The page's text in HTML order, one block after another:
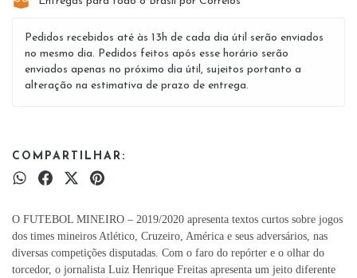
Pedidos recebidos até às 13h de cada dia útil serão enviados
no mesmo dia. Pedidos feitos após esse horário serão
enviados apenas no próximo dia útil, sujeitos portanto a
alteração na estimativa de prazo de entrega.
COMPARTILHAR:
O FUTEBOL MINEIRO – 2019/2020 apresenta textos curtos sobre jogos
dos times mineiros Atlético, Cruzeiro, América e seus adversários, nas
diversas competições disputadas. Com o faro do repórter e o olhar do
torcedor, o jornalista Luiz Henrique Freitas apresenta um jeito diferente